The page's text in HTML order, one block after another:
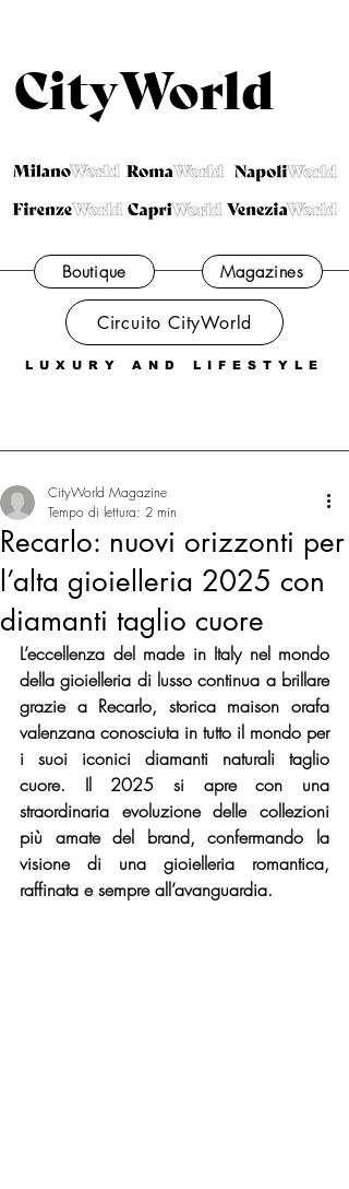
CityWorld
LUXURY AND LIFESTYLE
Magazines
Boutique
Circuito CityWorld
Recarlo: nuovi orizzonti per
l’alta gioielleria 2025 con
diamanti taglio cuore
CityWorld Magazine
Tempo di lettura: 2 min
L’eccellenza del made in Italy nel mondo
della gioielleria di lusso continua a brillare
grazie a Recarlo, storica maison orafa
valenzana conosciuta in tutto il mondo per
i suoi iconici diamanti naturali taglio
cuore. Il 2025 si apre con una
straordinaria evoluzione delle collezioni
più amate del brand, confermando la
visione di una gioielleria romantica,
raffinata e sempre all’avanguardia.